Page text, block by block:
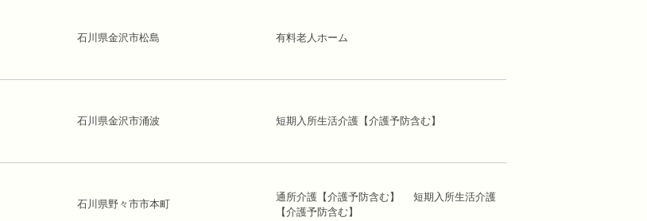
石川県金沢市松島 有料老人ホーム
石川県金沢市涌波 短期入所生活介護【介護予防含む】
石川県野々市市本町
通所介護【介護予防含む】 短期入所生活介護
【介護予防含む】